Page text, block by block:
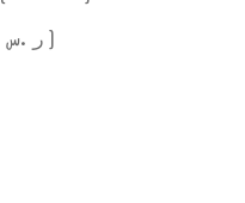
Arabie Saoudite (SAR ر.س)